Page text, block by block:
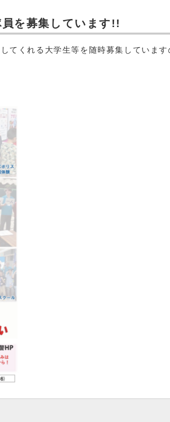
を募集しています!!
てくれる大学生等を随時募集していま